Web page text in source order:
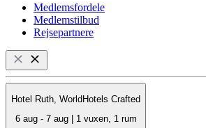
Medlemsfordele
Medlemstilbud
Rejsepartnere
Hotel Ruth, WorldHotels Crafted
6 aug - 7 aug | 1 vuxen, 1 rum